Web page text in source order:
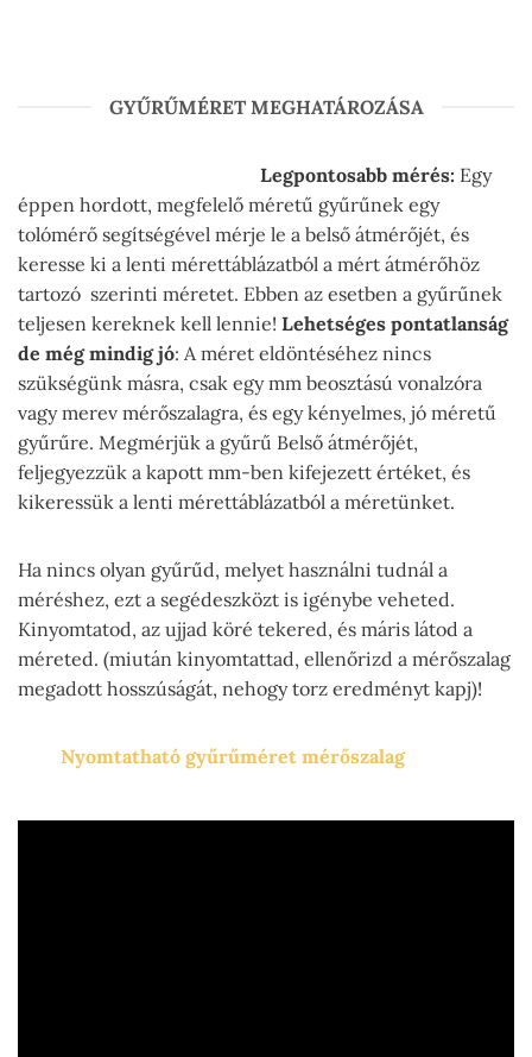
GYŰRŰMÉRET MEGHATÁROZÁSA
Legpontosabb mérés: Egy
éppen hordott, megfelelő méretű gyűrűnek egy
tolómérő segítségével mérje le a belső átmérőjét, és
keresse ki a lenti mérettáblázatból a mért átmérőhöz
tartozó szerinti méretet. Ebben az esetben a gyűrűnek
teljesen kereknek kell lennie! Lehetséges pontatlanság
de még mindig jó: A méret eldöntéséhez nincs
szükségünk másra, csak egy mm beosztású vonalzóra
vagy merev mérőszalagra, és egy kényelmes, jó méretű
gyűrűre. Megmérjük a gyűrű Belső átmérőjét,
feljegyezzük a kapott mm-ben kifejezett értéket, és
kikeressük a lenti mérettáblázatból a méretünket.
Ha nincs olyan gyűrűd, melyet használni tudnál a
méréshez, ezt a segédeszközt is igénybe veheted.
Kinyomtatod, az ujjad köré tekered, és máris látod a
méreted. (miután kinyomtattad, ellenőrizd a mérőszalag
megadott hosszúságát, nehogy torz eredményt kapj)!
Nyomtatható gyűrűméret mérőszalag